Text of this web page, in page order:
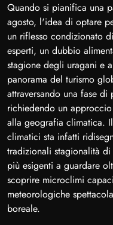
Quando si pianifica una
agosto, l'idea di optare
un riflesso condizionato
esperti, un dubbio
stagione degli uragani e
panorama del turismo
attraversando una fase
richiedendo un
alla geografia climatica.
climatici sta infatti
tradizionali stagionalità
più esigenti a guardare
scoprire microclimi
meteorologiche
boreale.